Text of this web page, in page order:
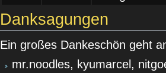
Danksagungen
Ein großes Dankeschön geht
mr.noodles, kyumarcel,